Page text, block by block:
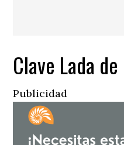
Clave Lada
Publicidad